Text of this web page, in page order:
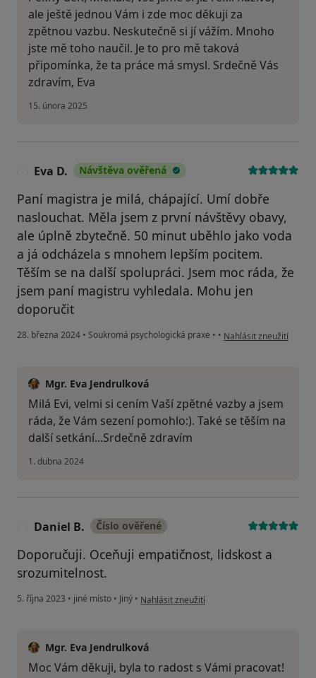
ale ještě jednou Vám i zde moc děkuji za
zpětnou vazbu. Neskutečně si jí vážím. Mnoho
jste mě toho naučil. Je to pro mě taková
připomínka, že ta práce má smysl. Srdečně Vás
zdravím, Eva
15. února 2025
Eva D. Návštěva ověřená
Paní magistra je milá, chápající. Umí dobře
naslouchat. Měla jsem z první návštěvy obavy,
ale úplně zbytečně. 50 minut uběhlo jako voda
a já odcházela s mnohem lepším pocitem.
Těším se na další spolupráci. Jsem moc ráda, že
jsem paní magistru vyhledala. Mohu jen
doporučit
28. března 2024 • Soukromá psychologická praxe • • podle názoru uživatele
Nahlásit zneužití
Mgr. Eva Jendrulková
Milá Evi, velmi si cením Vaší zpětné vazby a jsem
ráda, že Vám sezení pomohlo:). Také se těším na
další setkání...Srdečně zdravím
1. dubna 2024
Daniel B. Číslo ověřené
Doporučuji. Oceňuji empatičnost, lidskost a
srozumitelnost.
5. října 2023 • jiné místo • Jiný • podle názoru uživatele Daniel B.
Nahlásit zneužití
Mgr. Eva Jendrulková
Moc Vám děkuji, byla to radost s Vámi pracovat!